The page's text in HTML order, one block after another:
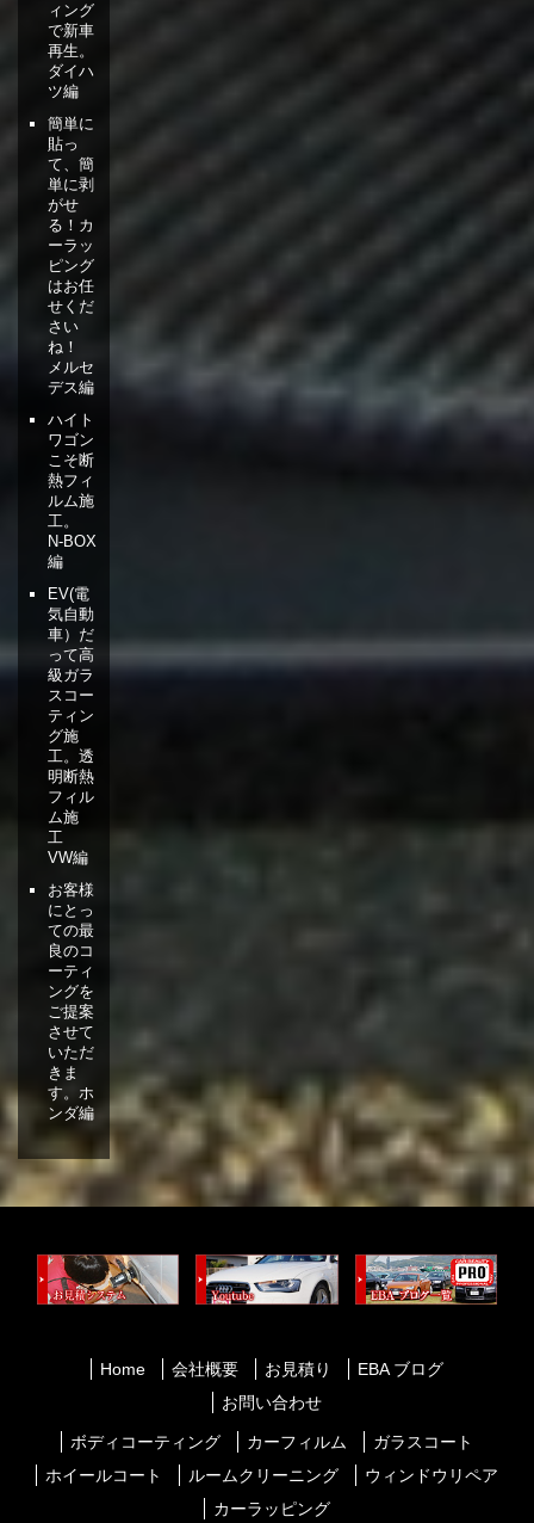
ィング
で新車
再生。
ダイハ
ツ編
簡単に
貼っ
て、簡
単に剥
がせ
る！カ
ーラッ
ピング
はお任
せくだ
さい
ね！
メルセ
デス編
ハイト
ワゴン
こそ断
熱フィ
ルム施
工。
N-BOX
編
EV(電
気自動
車）だ
って高
級ガラ
スコー
ティン
グ施
工。透
明断熱
フィル
ム施
工
VW編
お客様
にとっ
ての最
良のコ
ーティ
ングを
ご提案
させて
いただ
きま
す。ホ
ンダ編
Home 会社概要 お見積り
EBA ブログ
お問い合わせ
ボディコーティング カーフィルム
ガラスコート
ホイールコート
ルームクリーニング
ウィンドウリペア
カーラッピング